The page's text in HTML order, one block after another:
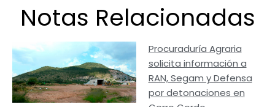
Notas Relacionadas
Procuraduría Agraria
solicita información a
RAN, Segam y Defensa
por detonaciones en